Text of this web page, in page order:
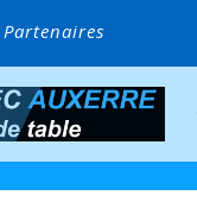
Partenaires